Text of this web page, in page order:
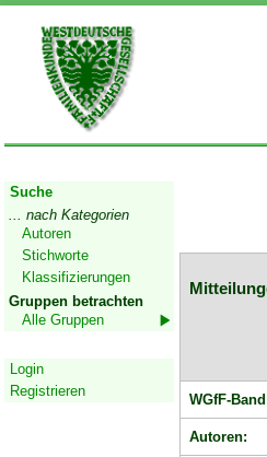
Suche
... nach Kategorien
Autoren
Stichworte
Klassifizierungen
Gruppen betrachten
Alle Gruppen
Login
Registrieren
WGfF-
Autoren: